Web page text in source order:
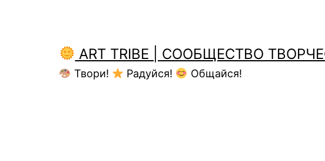
содержимому ART TRIBE | СООБЩЕСТВО
Твори! Радуйся! Общайся!